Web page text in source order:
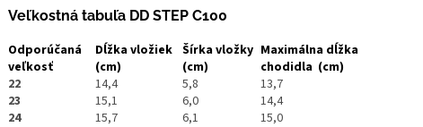
Veľkostná tabuľa DD STEP C100
Odporúčaná
veľkosť
22
23
24
Dĺžka vložiek
(cm)
14,4
15,1
15,7
Šírka vložky
(cm)
5,8
6,0
6,1
Maximálna dĺžka
chodidla (cm)
13,7
14,4
15,0